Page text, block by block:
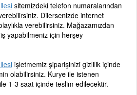
sitemizdeki telefon numaralarından
Dilersenizde internet
verebilirsiniz. Mağazamızdan
yapabilmeniz için herşey
işletmemiz şiparişinizi gizlilik içinde
olabilirsiniz. Kurye ile istenen
1-3 saat içinde teslim edilecektir.